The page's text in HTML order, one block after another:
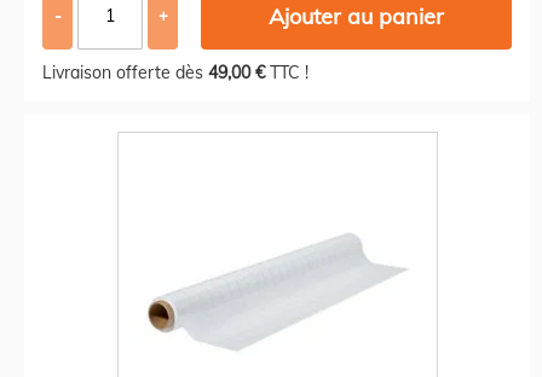
- + Ajouter au panier
Livraison offerte dès 49,00 €TTC !